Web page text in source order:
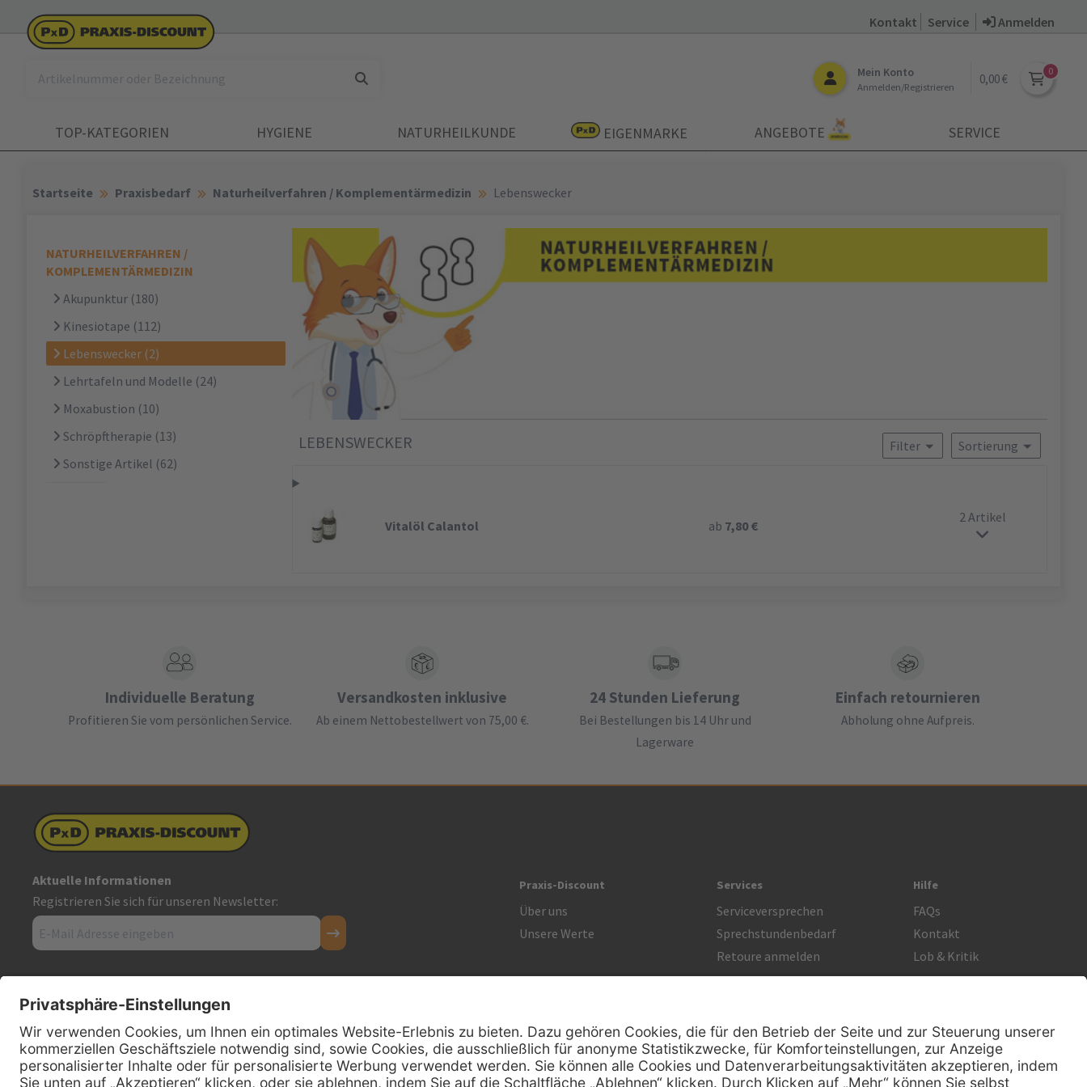
Kontakt Service Anmelden
Mein Konto
Anmelden/Registrieren
0,00 €
TOP-KATEGORIEN HYGIENE NATURHEILKUNDE EIGENMARKE ANGEBOTE SERVICE
Startseite Praxisbedarf Naturheilverfahren / Komplementärmedizin Lebenswecker
NATURHEILVERFAHREN /
KOMPLEMENTÄRMEDIZIN
Akupunktur (180)
Kinesiotape (112)
Lebenswecker (2)
Lehrtafeln und Modelle (24)
Moxabustion (10)
Schröpftherapie (13)
Sonstige Artikel (62)
LEBENSWECKER Sortierung
Filter
Vitalöl Calantol ab 7,80 €
2 Artikel
Individuelle Beratung
Profitieren Sie vom persönlichen Service.
Versandkosten inklusive
Ab einem Nettobestellwert von 75,00 €.
24 Stunden Lieferung
Bei Bestellungen bis 14 Uhr und
Lagerware
Einfach retournieren
Abholung ohne Aufpreis.
Aktuelle Informationen
Registrieren Sie sich für unseren Newsletter:
Firmensitz
PxD Praxis-Discount GmbH
Hans-Wunderlich-Straße 7
D-49078 Osnabrück
Praxis-Discount
Über uns
Unsere Werte
Services
Serviceversprechen
Sprechstundenbedarf
Retoure anmelden
Hilfe
FAQs
Kontakt
Lob & Kritik
Datenschutz
AGB